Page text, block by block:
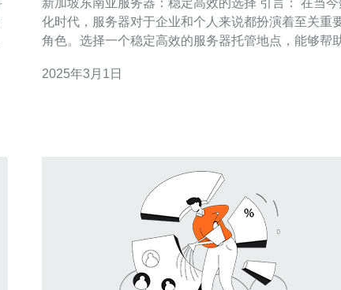
新加坡东南亚服务器：稳定高效的选择 引言： 在当今数字
化时代，服务器对于企业和个人来说都扮演着至关重
角色。选择一个稳定高效的服务器托管地点，能够帮
东南亚的金融和科技中心，其服务器托管服务备受推崇
2025年3月1日